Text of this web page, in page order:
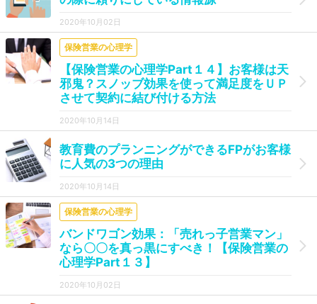
2020年10月02日
保険営業の心理学
【保険営業の心理学Part１４】お客様は天
邪鬼？スノッブ効果を使って満足度をＵＰ
させて契約に結び付ける方法
2020年10月14日
教育費のプランニングができるFPがお客様
に人気の3つの理由
2020年10月14日
保険営業の心理学
バンドワゴン効果：「売れっ子営業マン」
なら〇〇を真っ黒にすべき！【保険営業の
心理学Part１３】
2020年10月02日